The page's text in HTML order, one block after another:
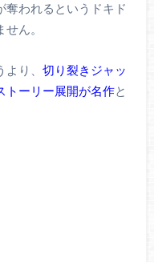
奪われるというドキド
ん。
り、 切り裂きジャッ
トーリー展開が名作と